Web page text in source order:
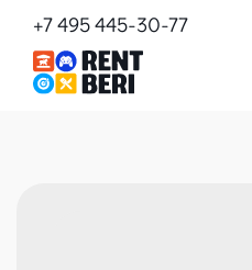
+7 495 445-30-77